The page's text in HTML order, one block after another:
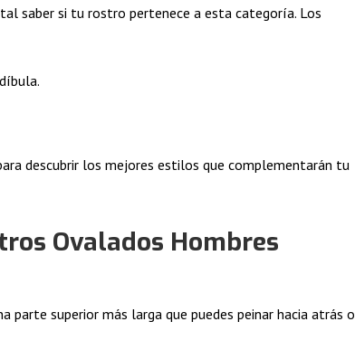
saber si tu rostro pertenece a esta categoría. Los
descubrir los mejores estilos que complementarán tu
Ovalados Hombres
parte superior más larga que puedes peinar hacia atrás o